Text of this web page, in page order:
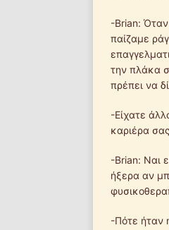
-Brian:
παίζαμε
την πλάκα
πρέπει να
-Είχατε
καριέρα
-Brian: Ναι
ήξερα αν
-Πότε ήταν